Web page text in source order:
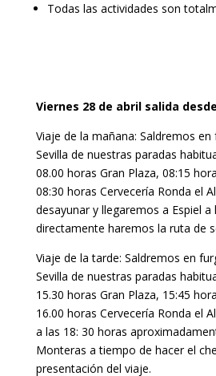
Todas las actividades son
Viernes 28 de abril salida
Viaje de la mañana: Saldremos
Sevilla de nuestras paradas
08.00 horas Gran Plaza, 08:15
08:30 horas Cervecería Ronda el
desayunar y llegaremos a Espiel a
directamente haremos la ruta de
Viaje de la tarde: Saldremos en
Sevilla de nuestras paradas
15.30 horas Gran Plaza, 15:45
16.00 horas Cervecería Ronda el
a las 18: 30 horas
Monteras a tiempo de hacer el
presentación del viaje.